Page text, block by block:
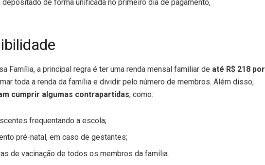
de forma unificada no primeiro dia de pagamento,
Família, a principal regra é ter uma renda mensal familiar de até R$ 218 por
toda a renda da família e dividir pelo número de membros. Além disso,
cumprir algumas contrapartidas, como:
frequentando a escola;
pré-natal, em caso de gestantes;
de vacinação de todos os membros da família.